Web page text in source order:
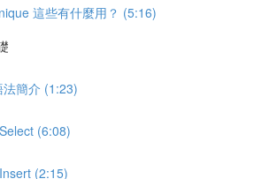
這些有什麼用？ (5:16)
簡介 (1:23)
(6:08)
(2:15)